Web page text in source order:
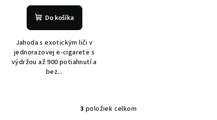
Do košíka
Jahoda s exotickým liči v
jednorazovej e-cigarete s
výdržou až 900 potiahnutí a
bez...
O
3 položiek celkom